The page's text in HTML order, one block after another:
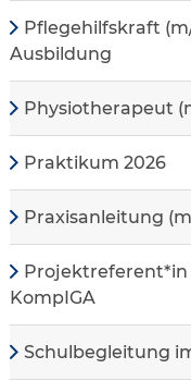
Pflegehilfskraft
Ausbildung
Physiotherapeut
Praktikum 2026
Praxisanleitung
KompIGA
Schulbegleitung